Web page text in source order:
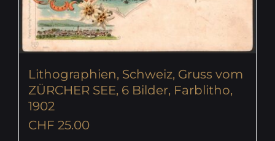
Lithographien, Schweiz, Gruss vom
ZÜRCHER SEE, 6 Bilder, Farblitho,
1902
CHF 25.00